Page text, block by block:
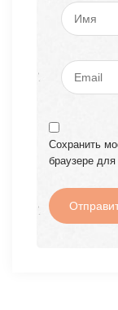
Сохранить
браузере